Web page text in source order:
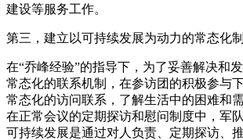
建设等服务工作。
第三，建立以可持续发展为动力的常态化
在“乔峰经验”的指导下，为了妥善解决和
常态化的联系机制，在参访团的积极参与
常态化的访问联系，了解生活中的困难和
在正常会议的定期探访和慰问制度中，军
可持续发展是通过对人负责、定期探访、